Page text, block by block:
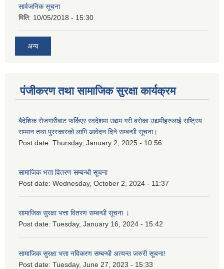
सार्वजनिक सूचना
मिति: 10/05/2018 - 15:30
अन्य
पंजीकरण तथा सामाजिक सुरक्षा कार्यक्रम
बैदेशिक रोजगारीबाट फर्किएर स्वदेशमा उद्यम गरी बसेका उद्यमीहरुलाई राष्‍ट्रिय
सम्मान तथा पुरस्कारको लागि आवेदन दिने सम्बन्धी सूचना।
Post date: Thursday, January 2, 2025 - 10:56
सामाजिक भत्ता वितरण सम्बन्धी सूचना
Post date: Wednesday, October 2, 2024 - 11:37
सामाजिक सुरक्षा भत्ता वितरण सम्बन्धी सूचना ।
Post date: Tuesday, January 16, 2024 - 15:42
सामाजिक सुरक्षा भत्ता नविकरण सम्बन्धी अत्यन्त जरुरी सूचना!
Post date: Tuesday, June 27, 2023 - 15:33